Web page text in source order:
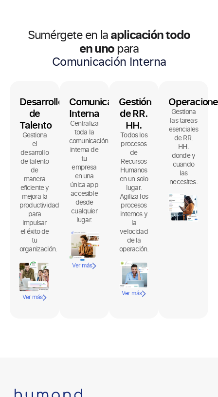
Sumérgete en laaplicación todo
para
Gestión de RR. HH.
de
Talento
Gestiona
el
desarrollo
de talento
de
manera
eficiente y
mejora la
productividad
para
impulsar
el éxito de
tu
organización.
Ver más
Interna
Centraliza
toda la
comunicación
interna de
tu
empresa
en una
única app
accesible
desde
cualquier
lugar.
Ver más
de RR.
HH.
Todos los
procesos
de
Recursos
Humanos
en un solo
lugar.
Agiliza los
procesos
internos y
la
velocidad
de la
operación.
Ver más
Gestiona
las tareas
esenciales
de RR.
HH.
donde y
cuando
las
necesites.